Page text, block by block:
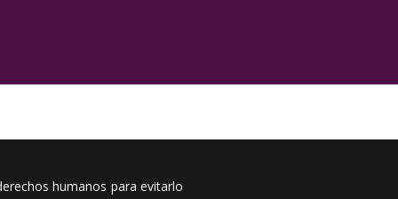
humanos para evitarlo